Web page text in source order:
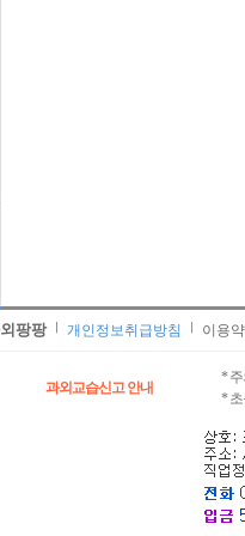
팡팡 개인정보취급방침 이용
과외교습신고 안내
*
* 초